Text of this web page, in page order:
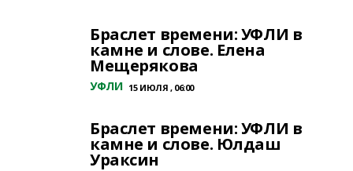
Браслет времени: УФЛИ в
камне и слове. Елена
Мещерякова
УФЛИ 15 ИЮЛЯ , 06:00
Браслет времени: УФЛИ в
камне и слове. Юлдаш
Ураксин